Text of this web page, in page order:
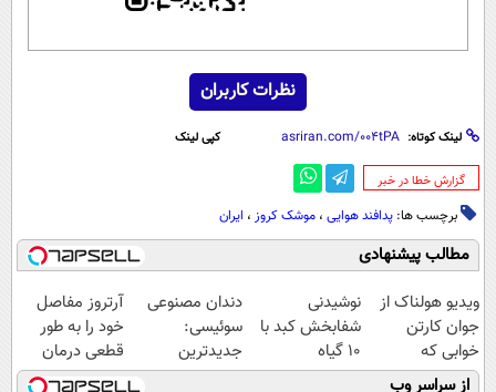
نظرات کاربران
لینک کوتاه: کپی لینک
‌گزارش خطا در خبر
برچسب ها: پدافند هوایی ، موشک کروز ، ایران
مطالب پیشنهادی
ویدیو هولناک از
جوان کارتن
خوابی که
میلیاردر شد.
نوشیدنی
شفابخش کبد با
10 گیاه
موثر(تخفیف تا
دندان مصنوعی
سوئیسی:
جدیدترین
فناوری اروپا،
آرتروز مفاصل
خود را به طور
قطعی درمان
کنید!
از سراسر وب